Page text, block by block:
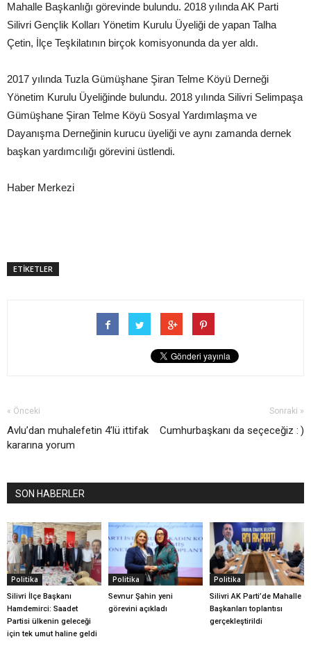
Mahalle Başkanlığı görevinde bulundu. 2018 yılında AK Parti
Silivri Gençlik Kolları Yönetim Kurulu Üyeliği de yapan Talha
Çetin, İlçe Teşkilatının birçok komisyonunda da yer aldı.
2017 yılında Tuzla Gümüşhane Şiran Telme Köyü Derneği
Yönetim Kurulu Üyeliğinde bulundu. 2018 yılında Silivri Selimpaşa
Gümüşhane Şiran Telme Köyü Sosyal Yardımlaşma ve
Dayanışma Derneğinin kurucu üyeliği ve aynı zamanda dernek
başkan yardımcılığı görevini üstlendi.
Haber Merkezi
ETİKETLER
« Önceki
Avlu’dan muhalefetin 4’lü ittifak
kararına yorum
Sonraki »
Cumhurbaşkanı da seçeceğiz : )
SON HABERLER
Politika
Silivri İlçe Başkanı
Hamdemirci: Saadet
Partisi ülkenin geleceği
için tek umut haline geldi
Politika
Sevnur Şahin yeni
görevini açıkladı
Politika
Silivri AK Parti’de Mahalle
Başkanları toplantısı
gerçekleştirildi